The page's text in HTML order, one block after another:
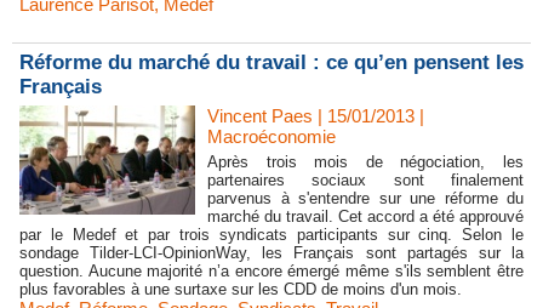
Laurence Parisot, Medef
Réforme du marché du travail : ce qu’en pensent les
Français
Vincent Paes | 15/01/2013 |
Macroéconomie
Après trois mois de négociation, les
partenaires sociaux sont finalement
parvenus à s'entendre sur une réforme du
marché du travail. Cet accord a été approuvé
par le Medef et par trois syndicats participants sur cinq. Selon le
sondage Tilder-LCI-OpinionWay, les Français sont partagés sur la
question. Aucune majorité n’a encore émergé même s'ils semblent être
plus favorables à une surtaxe sur les CDD de moins d'un mois.